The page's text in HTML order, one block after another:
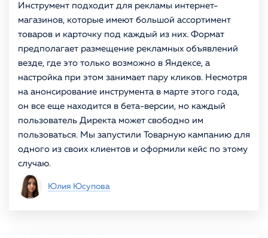
Инструмент подходит для рекламы интернет-
магазинов, которые имеют большой ассортимент
товаров и карточку под каждый из них. Формат
предполагает размещение рекламных объявлений
везде, где это только возможно в Яндексе, а
настройка при этом занимает пару кликов. Несмотря
на анонсирование инструмента в марте этого года,
он все еще находится в бета-версии, но каждый
пользователь Директа может свободно им
пользоваться. Мы запустили Товарную кампанию для
одного из своих клиентов и оформили кейс по этому
случаю.
Юлия Юсупова